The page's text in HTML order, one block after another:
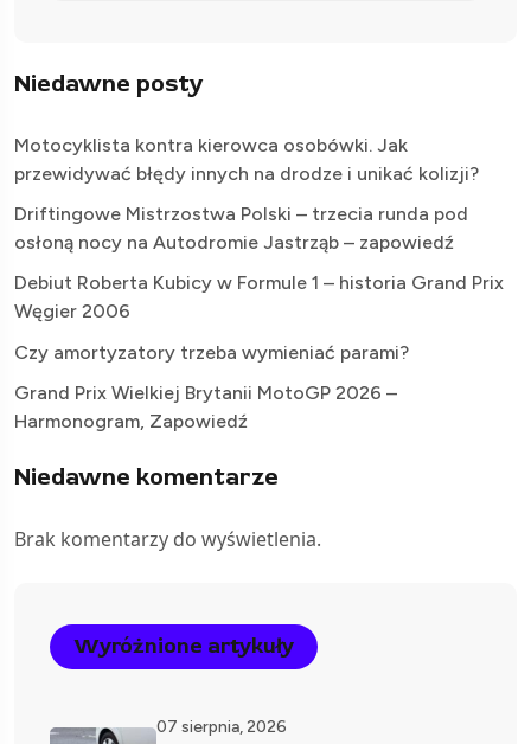
Niedawne posty
Motocyklista kontra kierowca osobówki. Jak
przewidywać błędy innych na drodze i unikać kolizji?
Driftingowe Mistrzostwa Polski – trzecia runda pod
osłoną nocy na Autodromie Jastrząb – zapowiedź
Debiut Roberta Kubicy w Formule 1 – historia Grand Prix
Węgier 2006
Czy amortyzatory trzeba wymieniać parami?
Grand Prix Wielkiej Brytanii MotoGP 2026 –
Harmonogram, Zapowiedź
Niedawne komentarze
Brak komentarzy do wyświetlenia.
Wyróżnione artykuły
07 sierpnia, 2026